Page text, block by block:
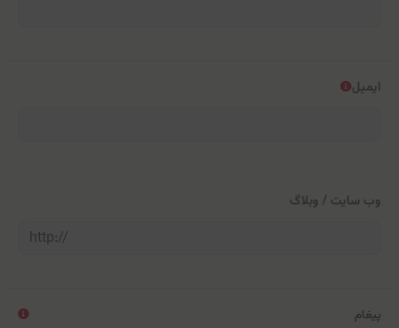
ایمیل
وب سایت / وبلاگ
پیغام